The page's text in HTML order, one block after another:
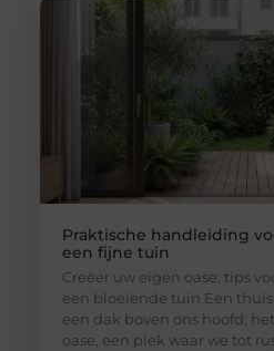
Praktische handleiding
een fijne tuin
Creëer uw eigen oase: tips
een bloeiende tuin Een
een dak boven ons hoofd;
oase, een plek waar we tot